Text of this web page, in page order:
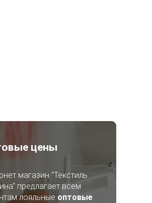
цены
магазин "Текстиль
предлагает всем
лояльные оптовые